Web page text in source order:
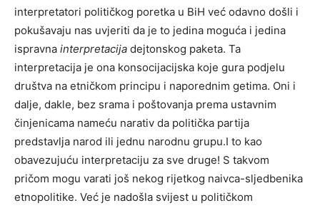
interpretatori političkog poretka u BiH već odavno došli i
pokušavaju nas uvjeriti da je to jedina moguća i jedina
ispravna interpretacija dejtonskog paketa. Ta
interpretacija je ona konsocijacijska koje gura podjelu
društva na etničkom principu i naporednim getima. Oni i
dalje, dakle, bez srama i poštovanja prema ustavnim
činjenicama nameću narativ da politička partija
predstavlja narod ili jednu narodnu grupu.I to kao
obavezujuću interpretaciju za sve druge! S takvom
pričom mogu varati još nekog rijetkog naivca-sljedbenika
etnopolitike. Već je nadošla svijest u političkom